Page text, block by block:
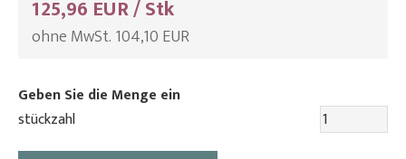
125,96 EUR / Stk
ohne MwSt. 104,10 EUR
Geben Sie die Menge ein
stückzahl